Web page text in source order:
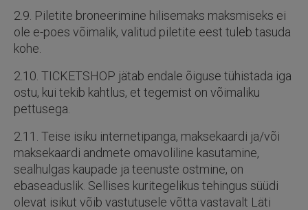
2.9. Piletite broneerimine hilisemaks maksmiseks ei
ole e-poes võimalik, valitud piletite eest tuleb tasuda
kohe.
2.10. TICKETSHOP jätab endale õiguse tühistada iga
ostu, kui tekib kahtlus, et tegemist on võimaliku
pettusega.
2.11. Teise isiku internetipanga, maksekaardi ja/või
maksekaardi andmete omavoliline kasutamine,
sealhulgas kaupade ja teenuste ostmine, on
ebaseaduslik. Sellises kuritegelikus tehingus süüdi
olevat isikut võib vastutusele võtta vastavalt Läti